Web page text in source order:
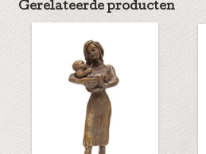
Gerelateerde producten